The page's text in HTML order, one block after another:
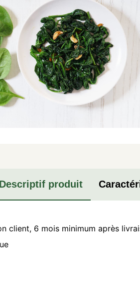
Descriptif produit
client, 6 mois minimum après